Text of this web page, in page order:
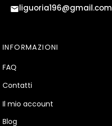
liguoria196@gmail.com
INFORMAZIONI
FAQ
Contatti
Il mio account
Blog